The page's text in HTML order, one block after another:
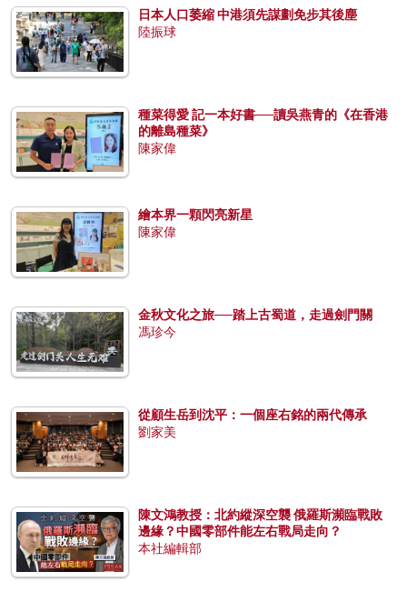
日本人口萎縮 中港須先謀劃免步其後塵
陸振球
種菜得愛 記一本好書──讀吳燕青的《在香港
的離島種菜》
陳家偉
繪本界一顆閃亮新星
陳家偉
金秋文化之旅──踏上古蜀道，走過劍門關
馮珍今
從顧生岳到沈平：一個座右銘的兩代傳承
劉家美
陳文鴻教授：北約縱深空襲 俄羅斯瀕臨戰敗
邊緣？中國零部件能左右戰局走向？
本社編輯部